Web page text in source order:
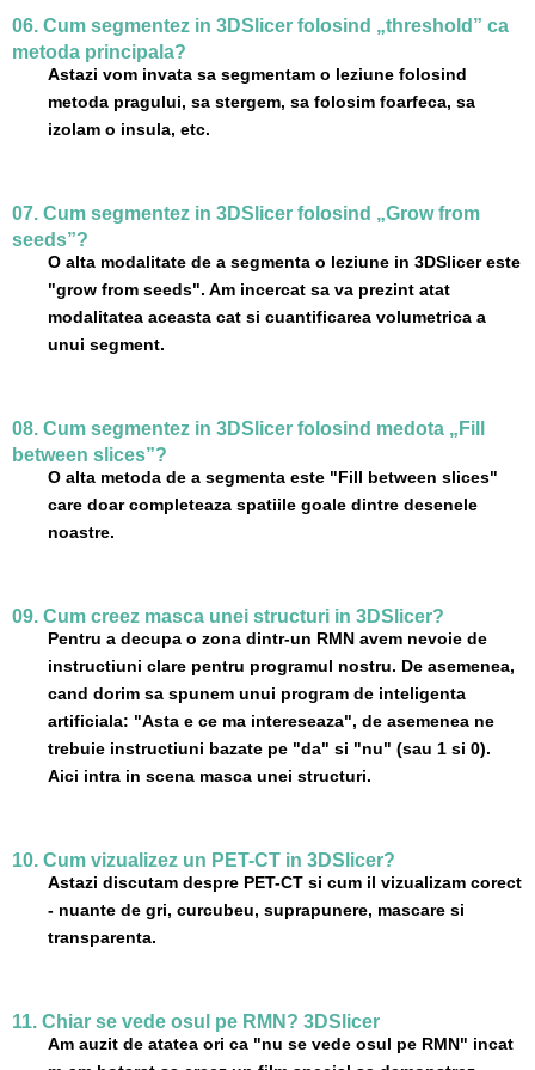
06. Cum segmentez in 3DSlicer folosind „threshold” ca
metoda principala?
Astazi vom invata sa segmentam o leziune folosind
metoda pragului, sa stergem, sa folosim foarfeca, sa
izolam o insula, etc.
07. Cum segmentez in 3DSlicer folosind „Grow from
seeds”?
O alta modalitate de a segmenta o leziune in 3DSlicer este
"grow from seeds". Am incercat sa va prezint atat
modalitatea aceasta cat si cuantificarea volumetrica a
unui segment.
08. Cum segmentez in 3DSlicer folosind medota „Fill
between slices”?
O alta metoda de a segmenta este "Fill between slices"
care doar completeaza spatiile goale dintre desenele
noastre.
09. Cum creez masca unei structuri in 3DSlicer?
Pentru a decupa o zona dintr-un RMN avem nevoie de
instructiuni clare pentru programul nostru. De asemenea,
cand dorim sa spunem unui program de inteligenta
artificiala: "Asta e ce ma intereseaza", de asemenea ne
trebuie instructiuni bazate pe "da" si "nu" (sau 1 si 0).
Aici intra in scena masca unei structuri.
10. Cum vizualizez un PET-CT in 3DSlicer?
Astazi discutam despre PET-CT si cum il vizualizam corect
- nuante de gri, curcubeu, suprapunere, mascare si
transparenta.
11. Chiar se vede osul pe RMN? 3DSlicer
Am auzit de atatea ori ca "nu se vede osul pe RMN" incat